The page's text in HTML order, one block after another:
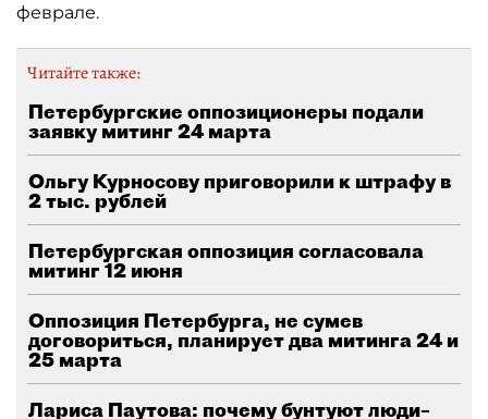
феврале.
Читайте также:
Петербургские оппозиционеры подали
заявку митинг 24 марта
Ольгу Курносову приговорили к штрафу в
2 тыс. рублей
Петербургская оппозиция согласовала
митинг 12 июня
Оппозиция Петербурга, не сумев
договориться, планирует два митинга 24 и
25 марта
Лариса Паутова: почему бунтуют люди–